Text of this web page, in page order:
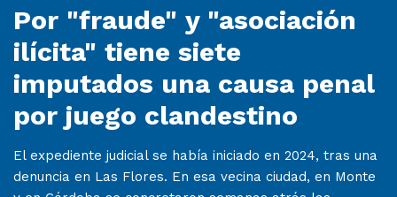
Por "fraude" y "asociación
ilícita" tiene siete
imputados una causa penal
por juego clandestino
El expediente judicial se había iniciado en 2024, tras una
denuncia en Las Flores. En esa vecina ciudad, en Monte